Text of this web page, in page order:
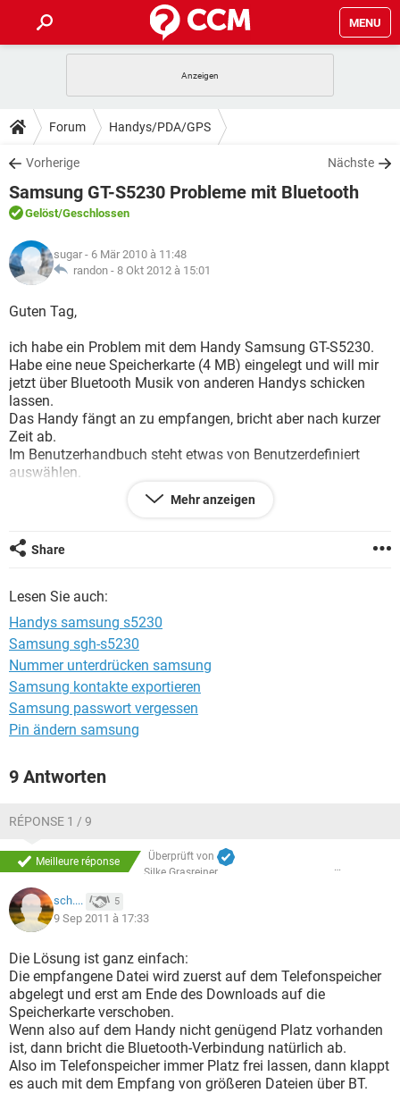
MENU
ANDROID IOS
WINDOWS 10
WHATSAPP TIKTOK
FACEBOOK
TIPPS & TRICKS
SPIELE STREAMING
WINDOWS 10
WHATSAPP
FACEBOOK
DOWNLOADS
SPIELE STREAMING
ANDROID
WINDOWS 10
WHATSAPP
FACEBOOK
FORUM
SPIELE
ANDROID
FACEBOOK HARDWARE
LEXIKON
SPIELE
ANDROID
WINDOWS 10 INSTAGRAM
WHATSAPP TIKTOK
FACEBOOK
Forum Handys/PDA/GPS
Vorherige Nächste
Samsung GT-S5230 Probleme mit Bluetooth
Gelöst/Geschlossen
sugar - 6 Mär 2010 à 11:48
randon - 8 Okt 2012 à 15:01
Guten Tag,
ich habe ein Problem mit dem Handy Samsung GT-S5230.
Habe eine neue Speicherkarte (4 MB) eingelegt und will mir
jetzt über Bluetooth Musik von anderen Handys schicken
lassen.
Das Handy fängt an zu empfangen, bricht aber nach kurzer
Zeit ab.
Im Benutzerhandbuch steht etwas von Benutzerdefiniert
auswählen.
Wo kann ich diese Funktion anwählen? Oder die
Sichtbarkeitsdauer von Bluetooth erweitern?
Konfiguration:
Mehr anzeigen
Share
Lesen Sie auch:
Handys samsung s5230
Samsung sgh-s5230
Nummer unterdrücken samsung
Samsung kontakte exportieren
Samsung passwort vergessen
Pin ändern samsung
9 Antworten
RÉPONSE 1 / 9
Meilleure réponse
Überprüft von
Silke Grasreiner
sch.... 5
9 Sep 2011 à 17:33
Die Lösung ist ganz einfach:
Die empfangene Datei wird zuerst auf dem Telefonspeicher
abgelegt und erst am Ende des Downloads auf die
Speicherkarte verschoben.
Wenn also auf dem Handy nicht genügend Platz vorhanden
ist, dann bricht die Bluetooth-Verbindung natürlich ab.
Also im Telefonspeicher immer Platz frei lassen, dann klappt
es auch mit dem Empfang von größeren Dateien über BT.